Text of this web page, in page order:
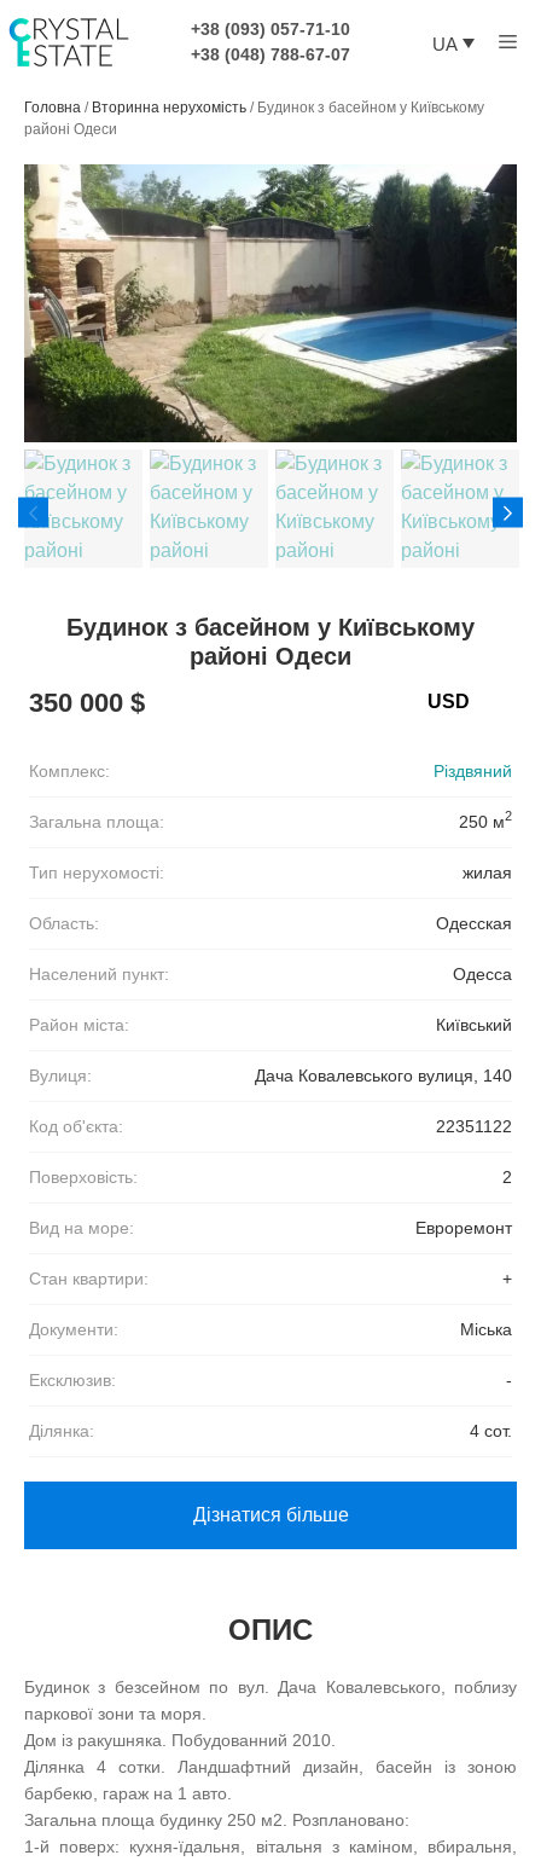
до
контенту
+38 (093) 057-71-10
+38 (048) 788-67-07
UA
Головна / Вторинна нерухомість / Будинок з басейном у Київському
районі Одеси
Будинок з басейном у Київському
районі Одеси
350 000 $
Комплекс: Різдвяний
Загальна площа: 250 м2
Тип нерухомості: жилая
Область: Одесская
Населений пункт: Одесса
Район міста: Київський
Вулиця: Дача Ковалевського вулиця, 140
Код об'єкта: 22351122
Поверховість: 2
Вид на море: Евроремонт
Стан квартири: +
Документи: Міська
Ексклюзив: -
Ділянка: 4 сот.
Дізнатися більше
ОПИС
Будинок з безсейном по вул. Дача Ковалевського, поблизу
паркової зони та моря.
Дом із ракушняка. Побудованний 2010.
Ділянка 4 сотки. Ландшафтний дизайн, басейн із зоною
барбекю, гараж на 1 авто.
Загальна площа будинку 250 м2. Розплановано:
1-й поверх: кухня-їдальня, вітальня з каміном, вбиральня,